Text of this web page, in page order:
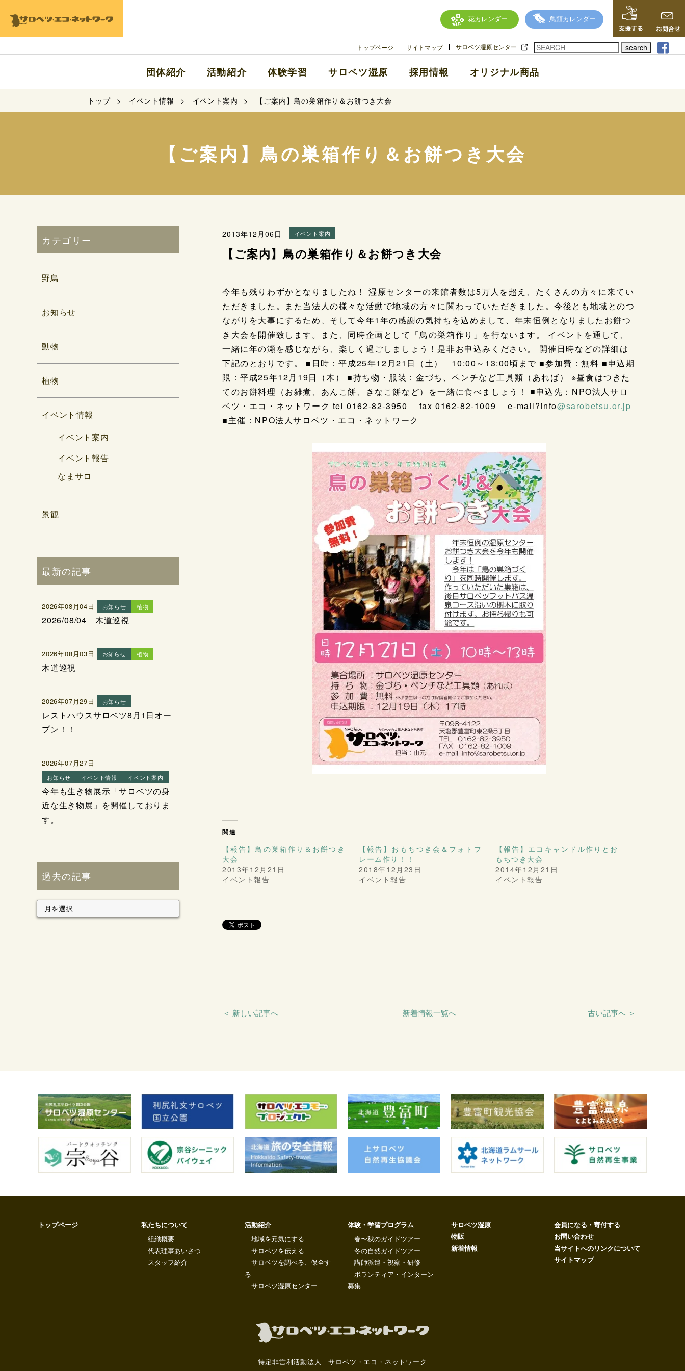
花カレンダー 鳥類カレンダー
トップページ サイトマップ サロベツ湿原センター search
団体紹介 活動紹介 体験学習 サロベツ湿原 採用情報 オリジナル商品
トップ イベント情報 イベント案内 【ご案内】鳥の巣箱作り＆お餅つき大会
【ご案内】鳥の巣箱作り＆お餅つき大会
2013年12月06日 イベント案内
【ご案内】鳥の巣箱作り＆お餅つき大会
今年も残りわずかとなりましたね！ 湿原センターの来館者数は5万人を超え、たくさんの方々に来てい
ただきました。また当法人の様々な活動で地域の方々に関わっていただきました。今後とも地域とのつ
ながりを大事にするため、そして今年1年の感謝の気持ちを込めまして、年末恒例となりましたお餅つ
き大会を開催致します。また、同時企画として「鳥の巣箱作り」を行ないます。 イベントを通して、
一緒に年の瀬を感じながら、楽しく過ごしましょう！是非お申込みください。 開催日時などの詳細は
下記のとおりです。 ■日時：平成25年12月21日（土） 10:00～13:00頃まで ■参加費：無料 ■申込期
限：平成25年12月19日（木） ■持ち物・服装：金づち、ペンチなど工具類（あれば） ※昼食はつきた
てのお餅料理（お雑煮、あんこ餅、きなこ餅など）を一緒に食べましょう！ ■申込先：NPO法人サロ
ベツ・エコ・ネットワーク tel 0162-82-3950 fax 0162-82-1009 e-mail?info@sarobetsu.or.jp
■主催：NPO法人サロベツ・エコ・ネットワーク
関連
【報告】鳥の巣箱作り＆お餅つき
大会
2013年12月21日
イベント報告
【報告】おもちつき会＆フォトフ
レーム作り！！
2018年12月23日
イベント報告
【報告】エコキャンドル作りとお
もちつき大会
2014年12月21日
イベント報告
＜ 新しい記事へ 新着情報一覧へ 古い記事へ ＞
カテゴリー
野鳥
お知らせ
動物
植物
イベント情報
イベント案内
イベント報告
なまサロ
景観
最新の記事
2026年08月04日 お知らせ 植物
2026/08/04 木道巡視
2026年08月03日 お知らせ 植物
木道巡視
2026年07月29日 お知らせ
レストハウスサロベツ8月1日オー
プン！！
2026年07月27日
お知らせ イベント情報 イベント案内
今年も生き物展示「サロベツの身
近な生き物展」を開催しておりま
す。
過去の記事
トップページ
私たちについて
組織概要
代表理事あいさつ
スタッフ紹介
活動紹介
地域を元気にする
サロベツを伝える
サロベツを調べる、保全す
る
サロベツ湿原センター
体験・学習プログラム
春〜秋のガイドツアー
冬の自然ガイドツアー
講師派遣・視察・研修
ボランティア・インターン
募集
サロベツ湿原
物販
新着情報
会員になる・寄付する
お問い合わせ
当サイトへのリンクについて
サイトマップ
特定非営利活動法人 サロベツ・エコ・ネットワーク